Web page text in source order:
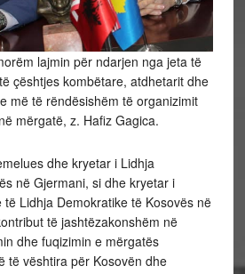
lajmin për ndarjen nga jeta të
çështjes kombëtare, atdhetarit dhe
më të rëndësishëm të organizimit
mërgatë, z. Hafiz Gagica.
dhe kryetar i Lidhja
në Gjermani, si dhe kryetar i
të Lidhja Demokratike të Kosovës në
të jashtëzakonshëm në
dhe fuqizimin e mërgatës
të vështira për Kosovën dhe